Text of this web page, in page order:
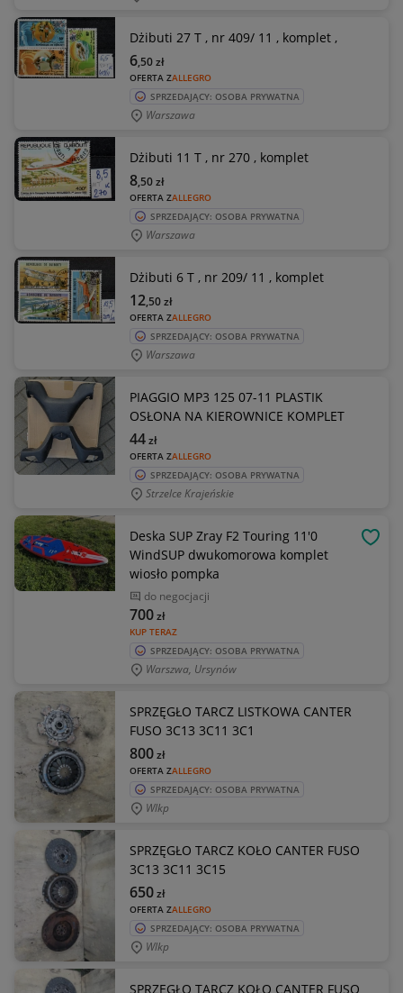
Dżibuti 27 T , nr 409/ 11 , komplet ,
OFERTA ZALLEGRO
6,50zł
SPRZEDAJĄCY: OSOBA PRYWATNA
Warszawa
Dżibuti 11 T , nr 270 , komplet
OFERTA ZALLEGRO
8,50zł
SPRZEDAJĄCY: OSOBA PRYWATNA
Warszawa
Dżibuti 6 T , nr 209/ 11 , komplet
OFERTA ZALLEGRO
12,50zł
SPRZEDAJĄCY: OSOBA PRYWATNA
Warszawa
PIAGGIO MP3 125 07-11 PLASTIK
OSŁONA NA KIEROWNICE KOMPLET
OFERTA ZALLEGRO
44zł
SPRZEDAJĄCY: OSOBA PRYWATNA
Strzelce Krajeńskie
Deska SUP Zray F2 Touring 11'0
WindSUP dwukomorowa komplet
wiosło pompka
do negocjacji
KUP TERAZ
700zł
SPRZEDAJĄCY: OSOBA PRYWATNA
Warszwa, Ursynów
SPRZĘGŁO TARCZ LISTKOWA CANTER
FUSO 3C13 3C11 3C1
OFERTA ZALLEGRO
800zł
SPRZEDAJĄCY: OSOBA PRYWATNA
Wlkp
SPRZĘGŁO TARCZ KOŁO CANTER FUSO
3C13 3C11 3C15
OFERTA ZALLEGRO
650zł
SPRZEDAJĄCY: OSOBA PRYWATNA
Wlkp
SPRZĘGŁO TARCZ KOŁO CANTER FUSO